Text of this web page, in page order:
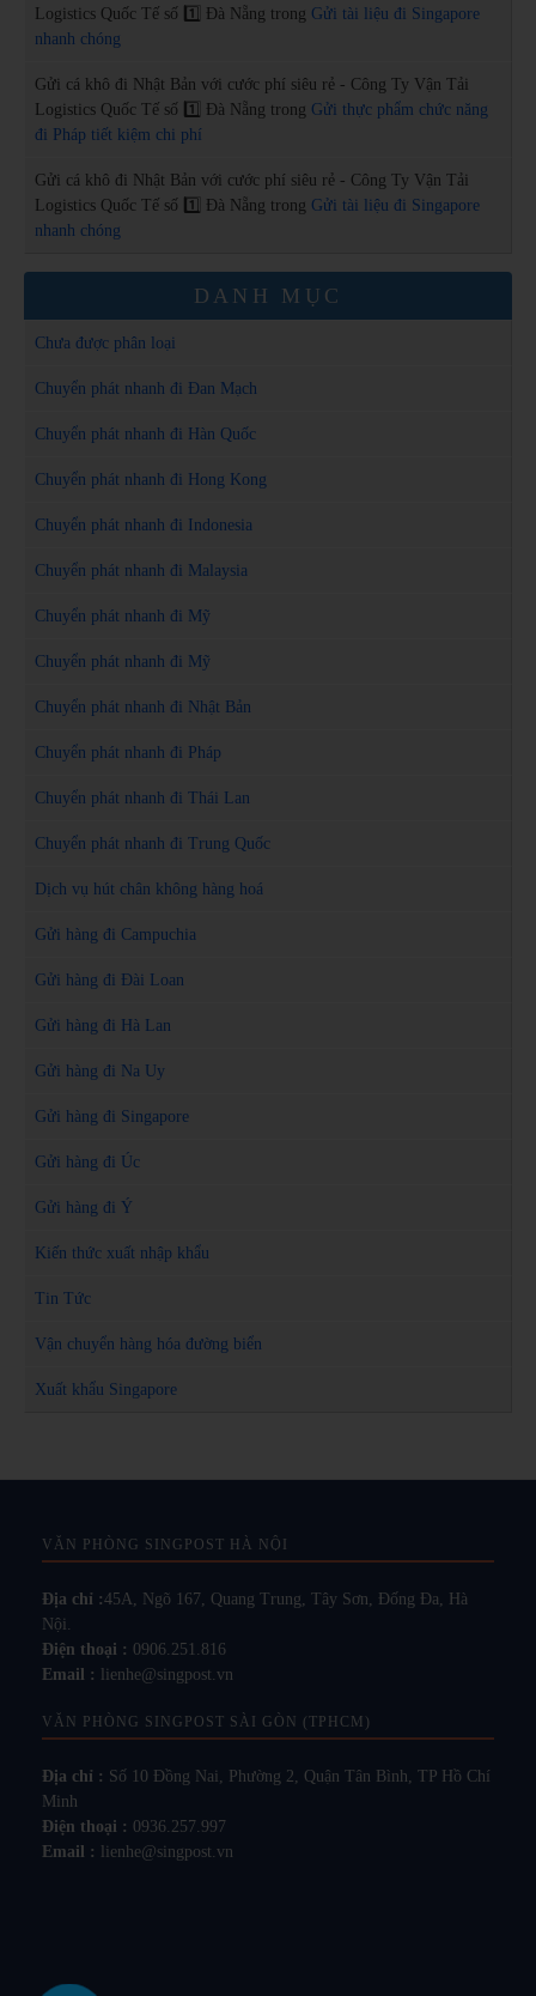
Logistics Quốc Tế số 1️⃣ Đà Nẵng trong Gửi tài liệu đi Singapore
nhanh chóng
Gửi cá khô đi Nhật Bản với cước phí siêu rẻ - Công Ty Vận Tải
Logistics Quốc Tế số 1️⃣ Đà Nẵng trong Gửi thực phẩm chức năng
đi Pháp tiết kiệm chi phí
Gửi cá khô đi Nhật Bản với cước phí siêu rẻ - Công Ty Vận Tải
Logistics Quốc Tế số 1️⃣ Đà Nẵng trong Gửi tài liệu đi Singapore
nhanh chóng
DANH MỤC
Chưa được phân loại
Chuyển phát nhanh đi Đan Mạch
Chuyển phát nhanh đi Hàn Quốc
Chuyển phát nhanh đi Hong Kong
Chuyển phát nhanh đi Indonesia
Chuyển phát nhanh đi Malaysia
Chuyển phát nhanh đi Mỹ
Chuyển phát nhanh đi Mỹ
Chuyển phát nhanh đi Nhật Bản
Chuyển phát nhanh đi Pháp
Chuyển phát nhanh đi Thái Lan
Chuyển phát nhanh đi Trung Quốc
Dịch vụ hút chân không hàng hoá
Gửi hàng đi Campuchia
Gửi hàng đi Đài Loan
Gửi hàng đi Hà Lan
Gửi hàng đi Na Uy
Gửi hàng đi Singapore
Gửi hàng đi Úc
Gửi hàng đi Ý
Kiến thức xuất nhập khẩu
Tin Tức
Vận chuyển hàng hóa đường biển
Xuất khẩu Singapore
VĂN PHÒNG SINGPOST HÀ NỘI
Địa chỉ :45A, Ngõ 167, Quang Trung, Tây Sơn, Đống Đa, Hà
Nội.
Điện thoại : 0906.251.816
Email : lienhe@singpost.vn
VĂN PHÒNG SINGPOST SÀI GÒN (TPHCM)
Địa chỉ : Số 10 Đồng Nai, Phường 2, Quận Tân Bình, TP Hồ Chí
Minh
Điện thoại : 0936.257.997
Email : lienhe@singpost.vn